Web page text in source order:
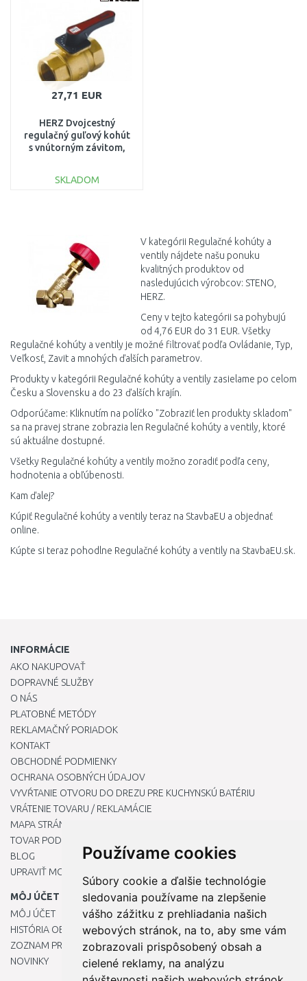
Používame cookies
Súbory cookie a ďalšie technológie
sledovania používame na zlepšenie
vášho zážitku z prehliadania našich
webových stránok, na to, aby sme vám
zobrazovali prispôsobený obsah a
cielené reklamy, na analýzu
27,71 EUR
HERZ Dvojcestný
regulačný guľový kohút
s vnútorným závitom,
SKLADOM
V kategórii Regulačné kohúty a
ventily nájdete našu ponuku
kvalitných produktov od
nasledujúcich výrobcov: STENO,
HERZ.
Ceny v tejto kategórii sa pohybujú
od 4,76 EUR do 31 EUR. Všetky
Regulačné kohúty a ventily je možné filtrovať podľa Ovládanie, Typ,
Veľkosť, Zavit a mnohých ďalších parametrov.
Produkty v kategórii Regulačné kohúty a ventily zasielame po celom
Česku a Slovensku a do 23 ďalších krajín.
Odporúčame: Kliknutím na políčko "Zobraziť len produkty skladom"
sa na pravej strane zobrazia len Regulačné kohúty a ventily, ktoré
sú aktuálne dostupné.
Všetky Regulačné kohúty a ventily možno zoradiť podľa ceny,
hodnotenia a obľúbenosti.
Kam ďalej?
Kúpiť Regulačné kohúty a ventily teraz na StavbaEU a objednať
online.
Kúpte si teraz pohodlne Regulačné kohúty a ventily na StavbaEU.sk.
INFORMÁCIE
AKO NAKUPOVAŤ
DOPRAVNÉ SLUŽBY
O NÁS
PLATOBNÉ METÓDY
REKLAMAČNÝ PORIADOK
KONTAKT
OBCHODNÉ PODMIENKY
OCHRANA OSOBNÝCH ÚDAJOV
VYVŔTANIE OTVORU DO DREZU PRE KUCHYNSKÚ BATÉRIU
VRÁTENIE TOVARU / REKLAMÁCIE
MAPA STRÁNOK
TOVAR PODĽA ZNAČIEK
BLOG
UPRAVIŤ MOJE PREDVOĽBY COOKIES
MÔJ ÚČET
MÔJ ÚČET
HISTÓRIA OBJEDNÁVOK
ZOZNAM PRIANÍ
NOVINKY